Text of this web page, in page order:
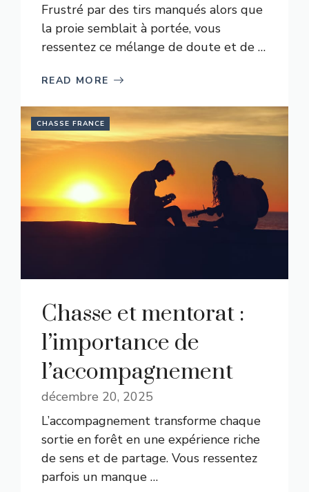
Frustré par des tirs manqués alors que
la proie semblait à portée, vous
ressentez ce mélange de doute et de …
READ MORE
CHASSE FRANCE
Chasse et mentorat :
l’importance de
l’accompagnement
décembre 20, 2025
L’accompagnement transforme chaque
sortie en forêt en une expérience riche
de sens et de partage. Vous ressentez
parfois un manque …